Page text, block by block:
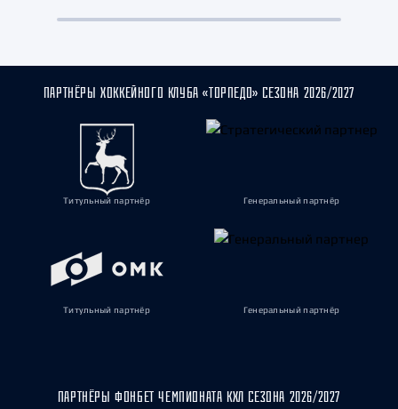
ПАРТНЁРЫ ХОККЕЙНОГО КЛУБА «ТОРПЕДО» СЕЗОНА 2026/2027
Титульный партнёр Генеральный партнёр
Титульный партнёр Генеральный партнёр
ПАРТНЁРЫ ФОНБЕТ ЧЕМПИОНАТА КХЛ СЕЗОНА 2026/2027